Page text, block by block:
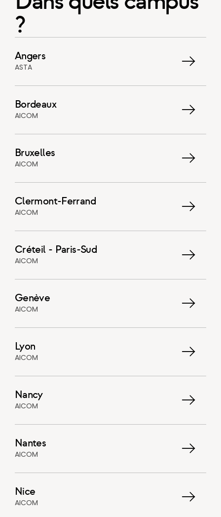
?
Angers
ASTA
Bordeaux
AICOM
Bruxelles
AICOM
Clermont-Ferrand
AICOM
Créteil - Paris-Sud
AICOM
Genève
AICOM
Lyon
AICOM
Nancy
AICOM
Nantes
AICOM
Nice
AICOM